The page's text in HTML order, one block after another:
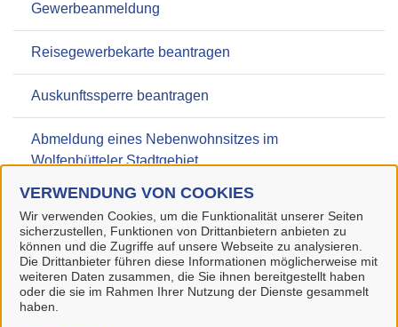
VERWENDUNG VON COOKIES
Wir verwenden Cookies, um die Funktionalität unserer Seiten
sicherzustellen, Funktionen von Drittanbietern anbieten zu
können und die Zugriffe auf unsere Webseite zu analysieren.
Die Drittanbieter führen diese Informationen möglicherweise mit
weiteren Daten zusammen, die Sie ihnen bereitgestellt haben
oder die sie im Rahmen Ihrer Nutzung der Dienste gesammelt
haben.
Gewerbeanmeldung
Reisegewerbekarte beantragen
Auskunftssperre beantragen
Abmeldung eines Nebenwohnsitzes im
Wolfenbütteler Stadtgebiet
Stadt Wolfenbüttel